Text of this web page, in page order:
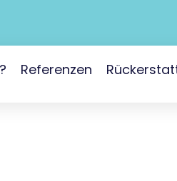
Referenzen